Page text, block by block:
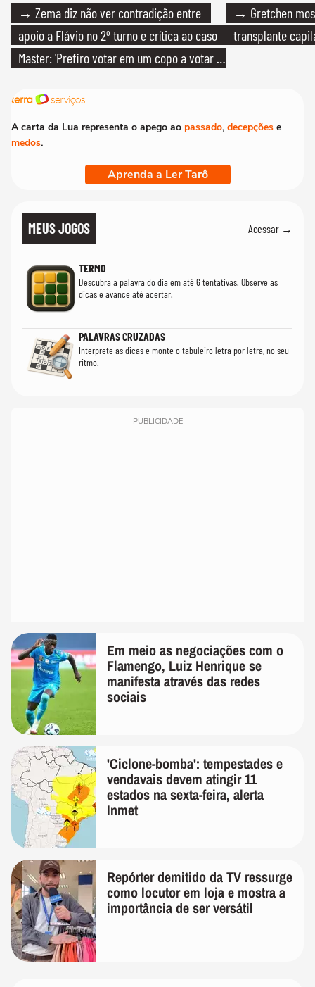
→ Zema diz não ver contradição entre
apoio a Flávio no 2º turno e crítica ao caso
Master: 'Prefiro votar em um copo a votar no
→ Gretchen
transplante
A carta da Lua representa o apego ao passado, decepções e
medos.
Aprenda a Ler Tarô
MEUS JOGOS Acessar →
TERMO
Descubra a palavra do dia em até 6 tentativas. Observe as
dicas e avance até acertar.
PALAVRAS CRUZADAS
Interprete as dicas e monte o tabuleiro letra por letra, no seu
ritmo.
PUBLICIDADE
Em meio as negociações com o
Flamengo, Luiz Henrique se
manifesta através das redes
sociais
'Ciclone-bomba': tempestades e
vendavais devem atingir 11
estados na sexta-feira, alerta
Inmet
Repórter demitido da TV ressurge
como locutor em loja e mostra a
importância de ser versátil